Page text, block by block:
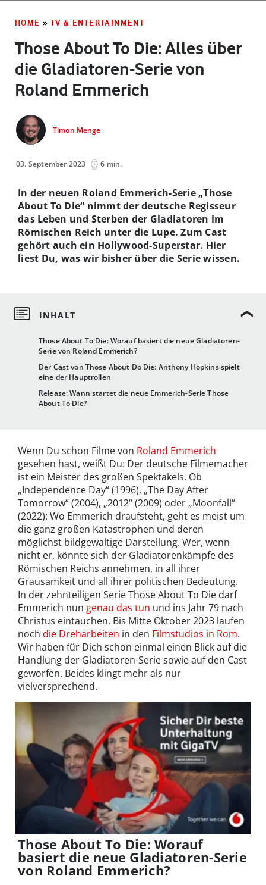
HOME » TV & ENTERTAINMENT
Those About To Die: Alles über
die Gladiatoren-Serie von
Roland Emmerich
Timon Menge
03. September 2023 6 min.
Those About To Die: Worauf basiert die neue Gladiatoren-
Serie von Roland Emmerich?
Der Cast von Those About Do Die: Anthony Hopkins spielt
eine der Hauptrollen
Release: Wann startet die neue Emmerich-Serie Those
About To Die?
In der neuen Roland Emmerich-Serie „Those
About To Die“ nimmt der deutsche Regisseur
das Leben und Sterben der Gladiatoren im
Römischen Reich unter die Lupe. Zum Cast
gehört auch ein Hollywood-Superstar. Hier
liest Du, was wir bisher über die Serie wissen.
Wenn Du schon Filme von Roland Emmerich
gesehen hast, weißt Du: Der deutsche Filmemacher
ist ein Meister des großen Spektakels. Ob
„Independence Day“ (1996), „The Day After
Tomorrow“ (2004), „2012“ (2009) oder „Moonfall“
(2022): Wo Emmerich draufsteht, geht es meist um
die ganz großen Katastrophen und deren
möglichst bildgewaltige Darstellung. Wer, wenn
nicht er, könnte sich der Gladiatorenkämpfe des
Römischen Reichs annehmen, in all ihrer
Grausamkeit und all ihrer politischen Bedeutung.
In der zehnteiligen Serie Those About To Die darf
Emmerich nun genau das tun und ins Jahr 79 nach
Christus eintauchen. Bis Mitte Oktober 2023 laufen
noch die Dreharbeiten in den Filmstudios in Rom.
Wir haben für Dich schon einmal einen Blick auf die
Handlung der Gladiatoren-Serie sowie auf den Cast
geworfen. Beides klingt mehr als nur
vielversprechend.
Those About To Die: Worauf
basiert die neue Gladiatoren-Serie
von Roland Emmerich?